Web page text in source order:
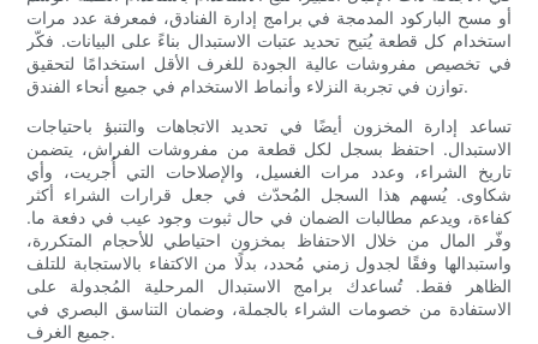
أو مسح الباركود المدمجة في برامج إدارة الفنادق، فمعرفة عدد مرات
استخدام كل قطعة يُتيح تحديد عتبات الاستبدال بناءً على البيانات. فكّر
في تخصيص مفروشات عالية الجودة للغرف الأقل استخدامًا لتحقيق
توازن في تجربة النزلاء وأنماط الاستخدام في جميع أنحاء الفندق.
تساعد إدارة المخزون أيضًا في تحديد الاتجاهات والتنبؤ باحتياجات
الاستبدال. احتفظ بسجل لكل قطعة من مفروشات الفراش، يتضمن
تاريخ الشراء، وعدد مرات الغسيل، والإصلاحات التي أُجريت، وأي
شكاوى. يُسهم هذا السجل المُحدّث في جعل قرارات الشراء أكثر
كفاءة، ويدعم مطالبات الضمان في حال ثبوت وجود عيب في دفعة ما.
وفّر المال من خلال الاحتفاظ بمخزون احتياطي للأحجام المتكررة،
واستبدالها وفقًا لجدول زمني مُحدد، بدلًا من الاكتفاء بالاستجابة للتلف
الظاهر فقط. تُساعدك برامج الاستبدال المرحلية المُجدولة على
الاستفادة من خصومات الشراء بالجملة، وضمان التناسق البصري في
جميع الغرف.